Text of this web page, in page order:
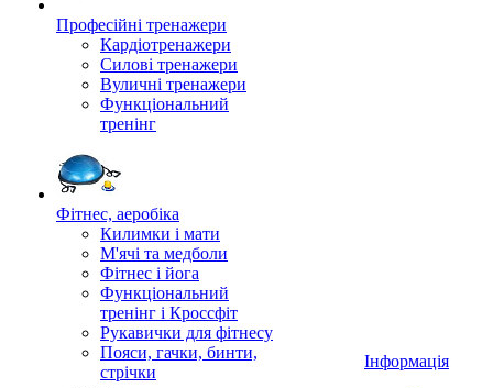
Професійні тренажери
Кардіотренажери
Силові тренажери
Вуличні тренажери
Функціональний
тренінг
Фітнес, аеробіка
Килимки і мати
М'ячі та медболи
Фітнес і йога
Функціональний
тренінг і Кроссфіт
Рукавички для фітнесу
Пояси, гачки, бинти,
стрічки
Інформація